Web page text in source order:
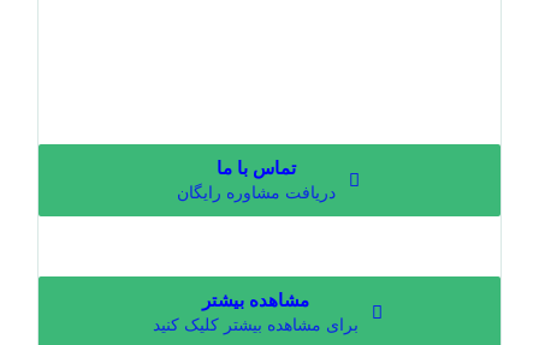
تماس با ما
دریافت مشاوره رایگان
مشاهده بیشتر
برای مشاهده بیشتر کلیک کنید